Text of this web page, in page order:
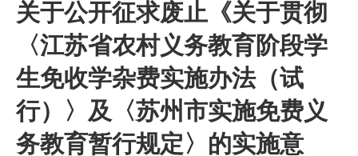
关于公开征求废止《关于贯彻
〈江苏省农村义务教育阶段学
生免收学杂费实施办法（试
行）〉及〈苏州市实施免费义
务教育暂行规定〉的实施意